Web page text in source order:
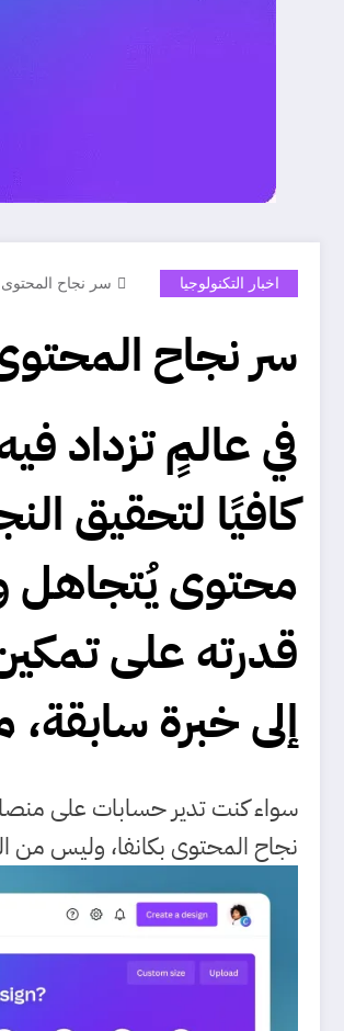
اخبار التكنولوجيا سر نجاح المحتوى
سر نجاح
في عالمٍ تزداد
كافيًا لتحقيق
محتوى يُتجاهل
قدرته على
إلى خبرة
سواء كنت تدير حسابات على
نجاح المحتوى بكانفا، وليس من